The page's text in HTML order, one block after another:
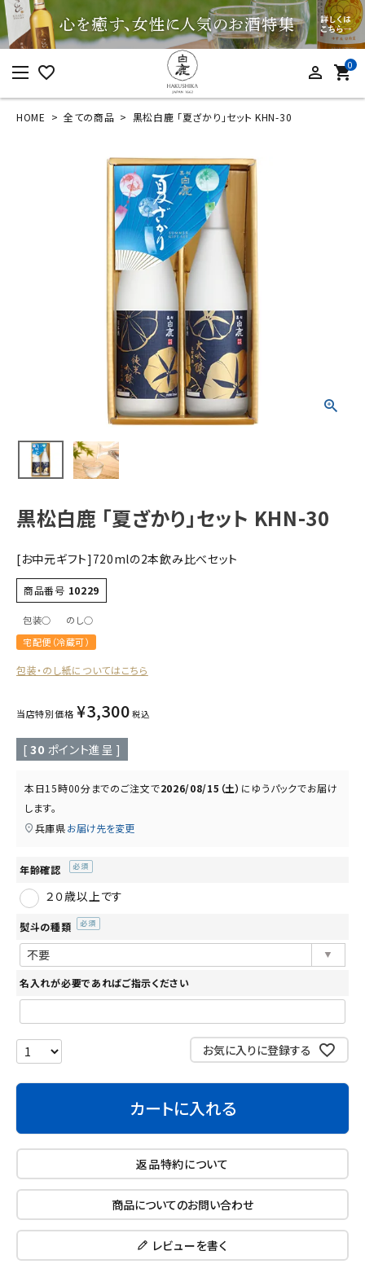
favorite_border person_outline 0
shopping_cart
ログイン 新規会員登録
カテゴリーから探す
食品
酒器
キーワードから探す
ギフト
受賞酒
飲み比べ
セット
大容量
読み物
HOME 全ての商品 黒松白鹿 「夏ざかり」セット KHN-30
黒松白鹿 「夏ざかり」セット KHN-30
[お中元ギフト]720mlの2本飲み比べセット
商品番号 10229
包装○
のし○
宅配便（冷蔵可）
包装・のし紙についてはこちら
当店特別価格 ¥3,300 税込
[ 30 ポイント進呈 ]
本日15時00分までのご注文で2026/08/15（土） に ゆうパックでお届け
します。
兵庫県お届け先を変更
年齢確認
須)
２０歳以上です
熨斗の種類
名入れが必要であればご指示ください
お気に入りに登録する
カートに入れる
返品特約について
商品についてのお問い合わせ
レビューを書く